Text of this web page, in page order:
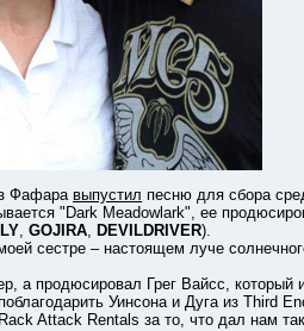
Фафара выпустил песню для сбора
"Dark Meadowlark", ее
, GOJIRA, DEVILDRIVER).
сестре – настоящем луче
Грег Вайсс, который
Уинсона и Дуга из Third
Attack Rentals за то, что дал нам